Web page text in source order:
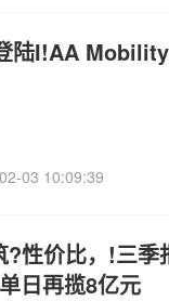
陆I!AA
03 10:09:39
?性价比，!三
日再揽8亿元